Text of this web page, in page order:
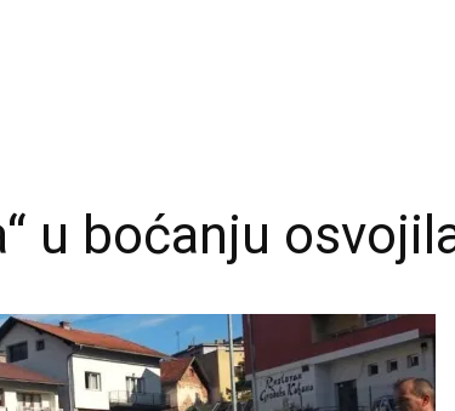
u boćanju